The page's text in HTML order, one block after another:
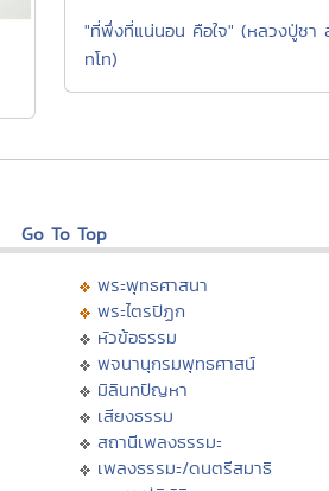
"ที่พึ่งที่แน่นอน คือใจ" (หลวงปู่ชา
ทโท)
Go To Top
พระพุทธศาสนา
พระไตรปิฏก
หัวข้อธรรม
พจนานุกรมพุทธศาสน์
มิลินทปัญหา
เสียงธรรม
สถานีเพลงธรรมะ
เพลงธรรมะ/ดนตรีสมาธิ